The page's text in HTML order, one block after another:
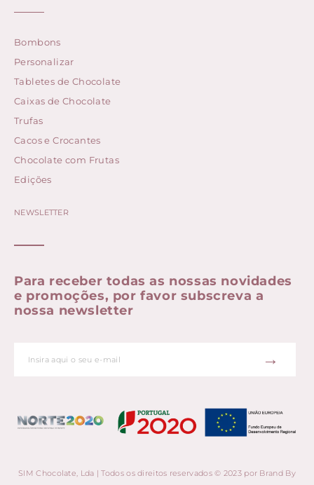
Bombons
Personalizar
Tabletes de Chocolate
Caixas de Chocolate
Trufas
Cacos e Crocantes
Chocolate com Frutas
Edições
NEWSLETTER
Para receber todas as nossas novidades
e promoções, por favor subscreva a
nossa newsletter
→
SIM Chocolate, Lda | Todos os direitos reservados © 2023 por Brand By